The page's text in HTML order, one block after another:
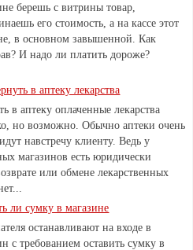
берешь с витрины товар,
его стоимость, а на кассе этот
в основном завышенной. Как
И надо ли платить дороже?
в аптеку лекарства
в аптеку оплаченные лекарства
но возможно. Обычно аптеки очень
навстречу клиенту. Ведь у
магазинов есть юридически
или обмене лекарственных
ли сумку в магазине
останавливают на входе в
с требованием оставить сумку в